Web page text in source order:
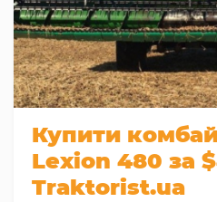
Купити
Lexion 480 за
Traktorist.ua